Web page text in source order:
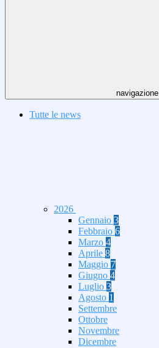
navigazione
Tutte le news
2026
Gennaio 3
Febbraio 6
Marzo 4
Aprile 8
Maggio 7
Giugno 4
Luglio 3
Agosto 1
Settembre
Ottobre
Novembre
Dicembre